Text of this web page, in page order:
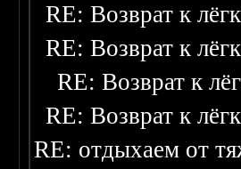
RE: Возврат к
RE: Возврат к
RE: Возврат к
RE: Возврат к
RE: отдыхаем от